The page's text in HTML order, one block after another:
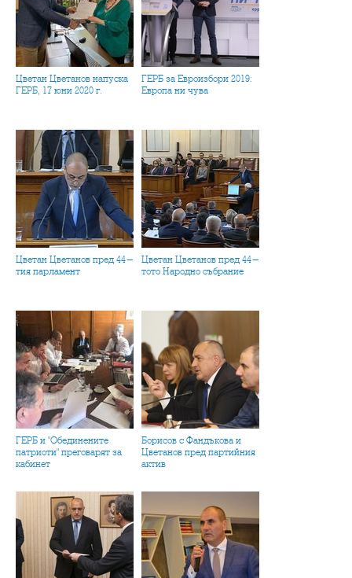
Цветан Цветанов напуска
ГЕРБ, 17 юни 2020 г.
ГЕРБ за Евроизбори 2019:
Европа ни чува
Цветан Цветанов пред 44-
тия парламент
Цветан Цветанов пред 44-
тото Народно събрание
ГЕРБ и "Обединените
патриоти" преговарят за
кабинет
Борисов с Фандъкова и
Цветанов пред партийния
актив